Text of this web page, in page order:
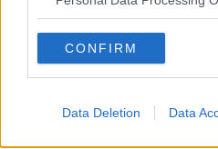
CONFIRM
Data Deletion Data
piena di impegno e soddisfazioni.